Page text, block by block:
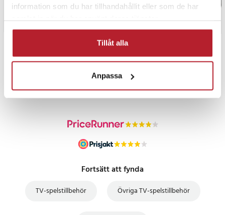
information som du har tillhandahållit eller som de har
Tillåt alla
Anpassa
Fortsätt att fynda
TV-spelstillbehör Övriga TV-spelstillbehör